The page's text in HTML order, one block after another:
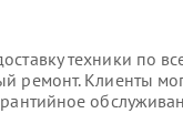
техники по
ремонт. Клиенты